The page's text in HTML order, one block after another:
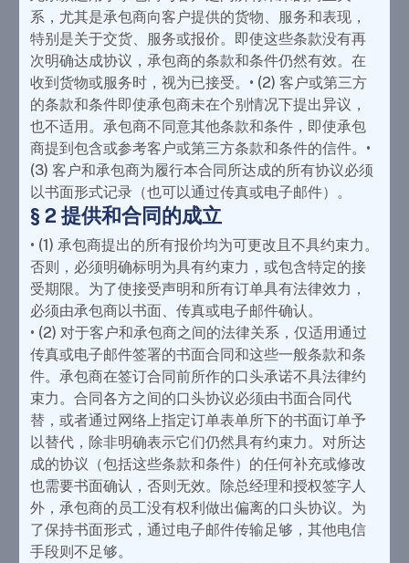
系，尤其是承包商向客户提供的货物、服务和表现，
特别是关于交货、服务或报价。即使这些条款没有再
次明确达成协议，承包商的条款和条件仍然有效。在
收到货物或服务时，视为已接受。• (2) 客户或第三方
的条款和条件即使承包商未在个别情况下提出异议，
也不适用。承包商不同意其他条款和条件，即使承包
商提到包含或参考客户或第三方条款和条件的信件。•
(3) 客户和承包商为履行本合同所达成的所有协议必须
以书面形式记录（也可以通过传真或电子邮件）。
§ 2 提供和合同的成立
• (1) 承包商提出的所有报价均为可更改且不具约束力。
否则，必须明确标明为具有约束力，或包含特定的接
受期限。为了使接受声明和所有订单具有法律效力，
必须由承包商以书面、传真或电子邮件确认。
• (2) 对于客户和承包商之间的法律关系，仅适用通过
传真或电子邮件签署的书面合同和这些一般条款和条
件。承包商在签订合同前所作的口头承诺不具法律约
束力。合同各方之间的口头协议必须由书面合同代
替，或者通过网络上指定订单表单所下的书面订单予
以替代，除非明确表示它们仍然具有约束力。对所达
成的协议（包括这些条款和条件）的任何补充或修改
也需要书面确认，否则无效。除总经理和授权签字人
外，承包商的员工没有权利做出偏离的口头协议。为
了保持书面形式，通过电子邮件传输足够，其他电信
手段则不足够。